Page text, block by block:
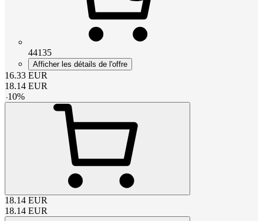
44135
Afficher les détails de l'offre
16.33 EUR
18.14 EUR
-10%
18.14 EUR
18.14 EUR